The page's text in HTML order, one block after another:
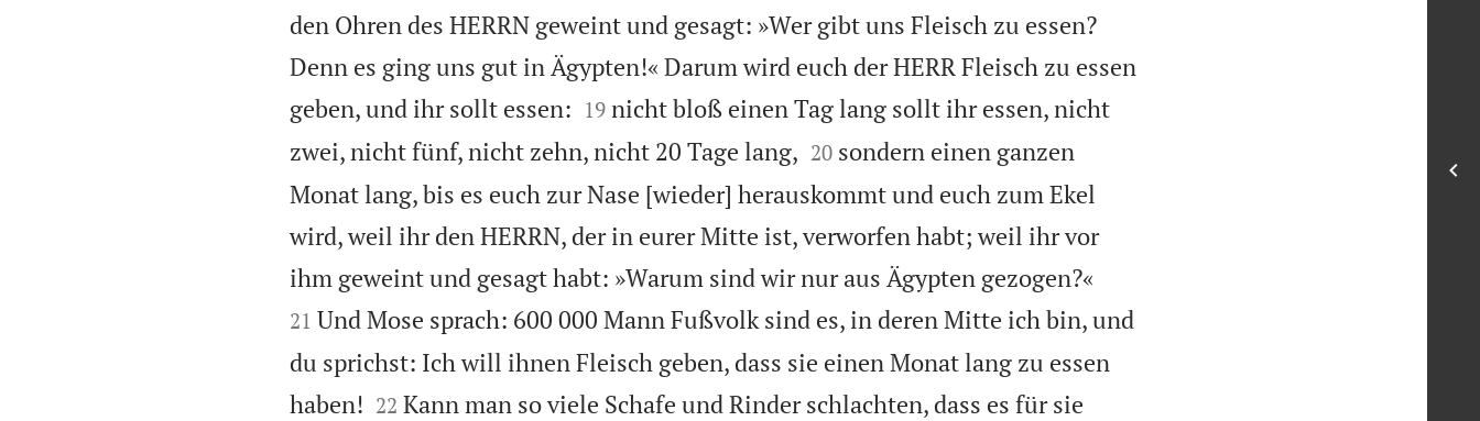
den Ohren des HERRN geweint und gesagt: »Wer gibt uns Fleisch zu essen?
Denn es ging uns gut in Ägypten!« Darum wird euch der HERR Fleisch zu essen
geben, und ihr sollt essen:
19 nicht bloß einen Tag lang sollt ihr essen, nicht
zwei, nicht fünf, nicht zehn, nicht 20 Tage lang, 

20 sondern einen ganzen
Monat lang, bis es euch zur Nase [wieder] herauskommt und euch zum Ekel
wird, weil ihr den HERRN, der in eurer Mitte ist, verworfen habt; weil ihr vor
ihm geweint und gesagt habt: »Warum sind wir nur aus Ägypten gezogen?«
21 Und Mose sprach: 600 000 Mann Fußvolk sind es, in deren Mitte ich bin, und
du sprichst: Ich will ihnen Fleisch geben, dass sie einen Monat lang zu essen
haben!
22 Kann man so viele Schafe und Rinder schlachten, dass es für sie